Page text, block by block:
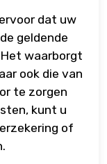
dat uw
geldende
waarborgt
ook die van
te zorgen
kunt u
of